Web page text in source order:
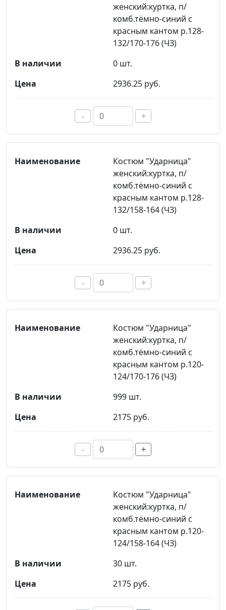
женский:куртка, п/
комб.тёмно-синий с
красным кантом р.128-
132/170-176 (ЧЗ)
0 шт.
2936.25 руб.
- +
Костюм "Ударница"
женский:куртка, п/
комб.тёмно-синий с
красным кантом р.128-
132/158-164 (ЧЗ)
0 шт.
2936.25 руб.
- +
Костюм "Ударница"
женский:куртка, п/
комб.тёмно-синий с
красным кантом р.120-
124/170-176 (ЧЗ)
999 шт.
2175 руб.
- +
Костюм "Ударница"
женский:куртка, п/
комб.тёмно-синий с
красным кантом р.120-
124/158-164 (ЧЗ)
30 шт.
2175 руб.